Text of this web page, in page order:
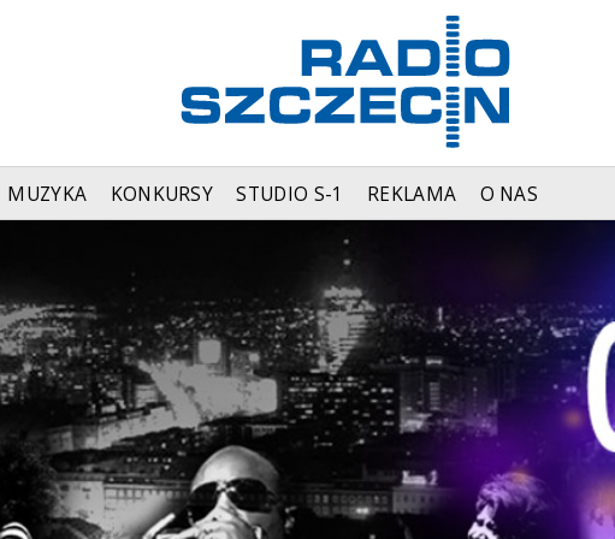
MUZYKA KONKURSY STUDIO S-1 REKLAMA O NAS